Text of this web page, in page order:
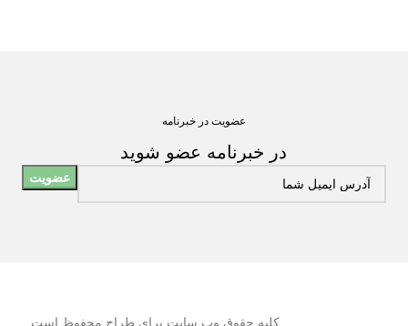
عضویت در خبرنامه
در خبرنامه عضو شوید
کلیه حقوق وب سایت برای طراح محفوظ است.